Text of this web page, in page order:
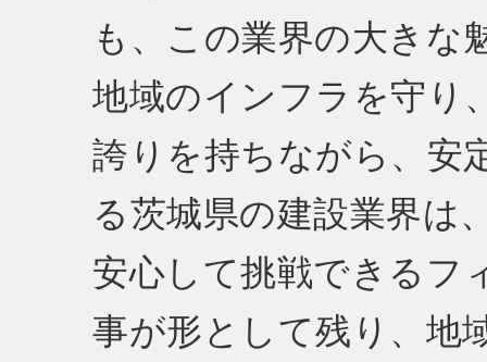
も、この業界の大きな
地域のインフラを守り
誇りを持ちながら、安
る茨城県の建設業界は
安心して挑戦できるフ
事が形として残り、地